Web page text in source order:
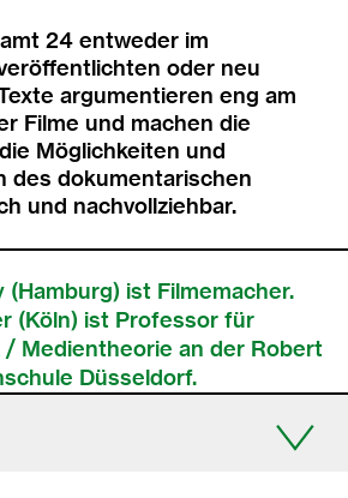
24 entweder im
oder neu
argumentieren eng am
Filme und machen die
Möglichkeiten und
des dokumentarischen
und nachvollziehbar.
(Hamburg) ist Filmemacher.
(Köln) ist Professor für
Medientheorie an der Robert
Düsseldorf.